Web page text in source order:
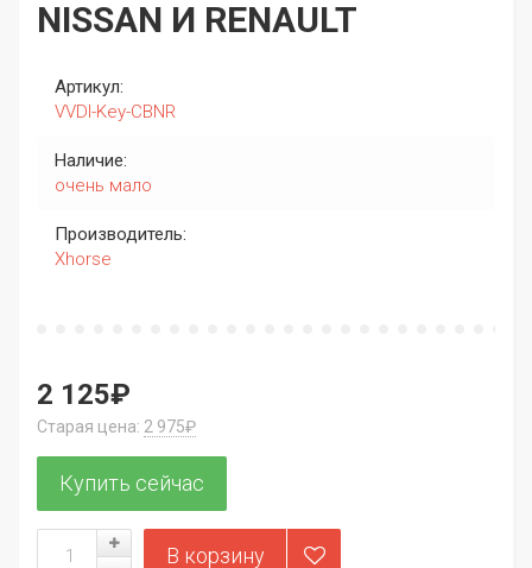
NISSAN И RENAULT
Артикул:
VVDI-Key-CBNR
Наличие:
очень мало
Производитель:
Xhorse
2 125₽
Старая цена: 2 975₽